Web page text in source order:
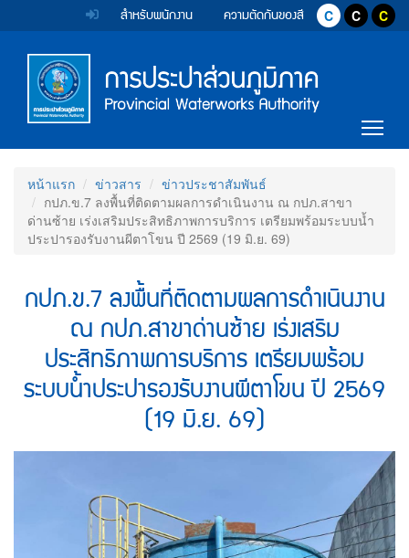
แรก
(การ
ประปา
ส่วน
ภูมิภาค)
ไป
เนื้อหา
(Skip
to
content)
ไป
เมนู
(Skip
to
menu)
ข้อมูล
เว็บไซต์
(Search)
แผนผัง
ตัว
Menu
สำหรับพนักงาน ความตัดกันของสี ปุ่มปรับสีตัวอั
ปุ่มปรับ
ปุ่ม
ตรา
สัญลักษณ์
และ
ค่า
นิยม
การ
ประปา
ภูมิภาค
ตรา
สัญลักษณ์
และ
ค่า
นิยม
การ
ประปา
ภูมิภาค
Main
Menu
หน้าแรก ข่าวสาร
ข่าวประชาสัมพันธ์
กปภ.ข.7 ลงพื้นที่ติดตามผลการดำเนินงาน ณ กปภ.สาขา
ด่านซ้าย เร่งเสริมประสิทธิภาพการบริการ เตรียมพร้อมระบบน้ำ
ประปารองรับงานผีตาโขน ปี 2569 (19 มิ.ย. 69)
กปภ.ข.7 ลงพื้นที่ติดตามผลการดำเนินงาน
ณ กปภ.สาขาด่านซ้าย เร่งเสริม
ประสิทธิภาพการบริการ เตรียมพร้อม
ระบบน้ำประปารองรับงานผีตาโขน ปี 2569
(19 มิ.ย. 69)